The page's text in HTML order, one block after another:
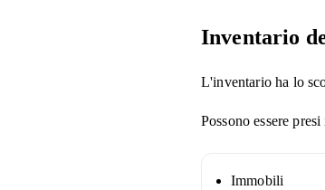
Inventario
L'inventario ha lo
Possono essere
Immobili